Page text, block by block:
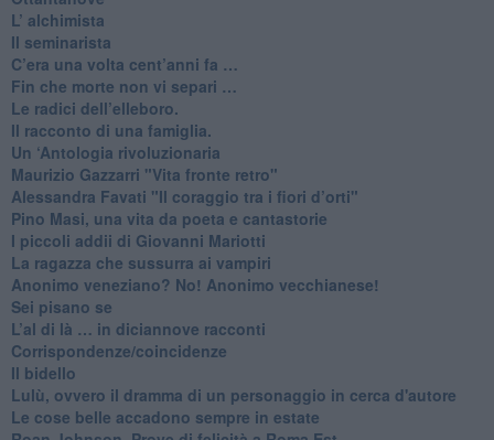
​L’ alchimista
Il seminarista
​C’era una volta cent’anni fa …
​Fin che morte non vi separi …
​Le radici dell’elleboro.
​Il racconto di una famiglia.
Un ‘Antologia rivoluzionaria
​Maurizio Gazzarri "Vita fronte retro"
​Alessandra Favati "Il coraggio tra i fiori d’orti"
​Pino Masi, una vita da poeta e cantastorie
​I piccoli addii di Giovanni Mariotti
​La ragazza che sussurra ai vampiri
​Anonimo veneziano? No! Anonimo vecchianese!
​Sei pisano se
​L’al di là … in diciannove racconti
Corrispondenze/coincidenze
Il bidello
Lulù, ovvero il dramma di un personaggio in cerca d'autore
Le cose belle accadono sempre in estate